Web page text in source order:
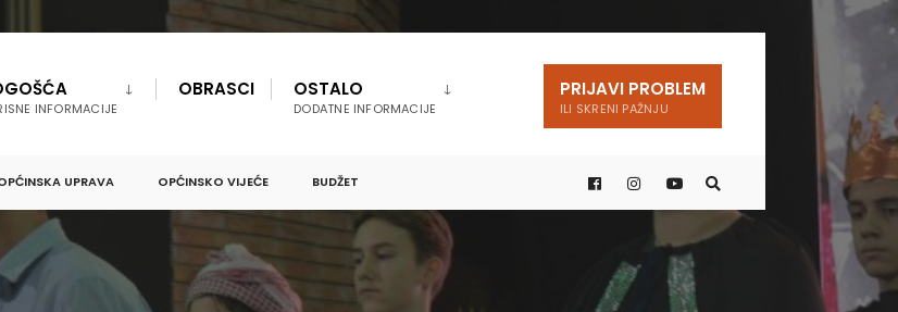
INFORMACIJE
OBRASCI OSTALO
DODATNE INFORMACIJE
PRIJAVI PROBLEM
ILI SKRENI PAŽNJU
UPRAVA OPĆINSKO VIJEĆE BUDŽET